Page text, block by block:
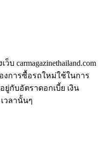
carmagazinethailand.com
งการซื้อรถใหม่ใช้ในการ
กับอัตราดอกเบี้ย เงิน
วลานั้นๆ